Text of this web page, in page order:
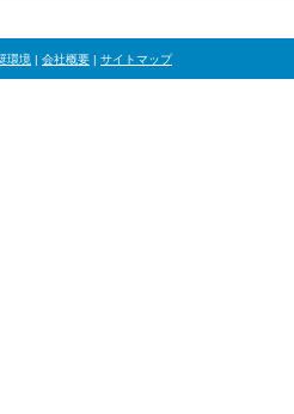
環境 | 会社概要 | サイトマップ